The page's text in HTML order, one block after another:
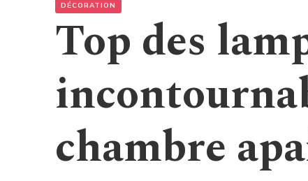
DÉCORATION
Top des
chambre